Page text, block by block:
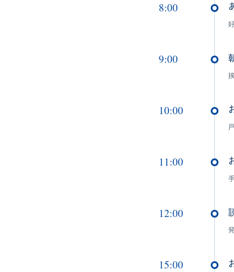
8:00
9:00
10:00
11:00
12:00
15:00